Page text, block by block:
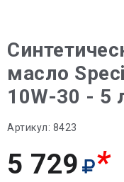
масло
10W-30 - 5
Артикул: 8423
5 729 *